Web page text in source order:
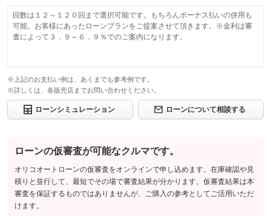
回数は１２～１２０回まで選択可能です。もちろんボーナス払いの併用も
可能。お客様にあったローンプランをご提案させて頂きます。※金利は審
査によって３．９～６．９％でのご案内になります。
※上記のお支払い例は、あくまでも参考例です。
※詳しくは、各販売店までお問い合わせください。
ローンシミュレーション ローンについて相談する
ローンの仮審査が可能なクルマです。
オリコオートローンの仮審査をオンラインで申し込めます。在庫確認や見
積りと並行して、最短でその場で審査結果が分かります。仮審査結果は本
審査を保証するものではありませんが、ご購入の参考としてご活用いただ
けます。